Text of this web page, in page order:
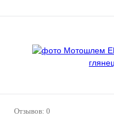
Отзывов: 0